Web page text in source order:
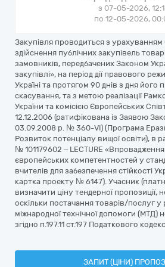
з 07-05-2026,
по 12-05-2026,
Закупівля проводиться з
здійснення публічних закупівель
замовників, передбачених Законом
закупівлі», на період дії правового
Україні та протягом 90 днів з дня його
скасування, та з метою реалізації
України та комісією Європейських
12.12.2006 (ратифікована із Заявою
03.09.2008 р. № 360-VI) (Програма
Розвиток потенціалу вищої освіти), в
№ 101179602 – LECTURE
європейських компетентностей у
вчителів для забезпечення стійкості
картка проекту № 6147). Учасник
визначити ціну тендерної
оскільки постачання товарів/послуг
міжнародної технічної допомоги
згідно п.197.11 ст.197 Податкового
ЗАПИТ (ЦІНИ)